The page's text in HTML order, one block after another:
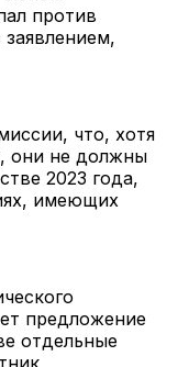
против
что, хотя
они не должны
2023 года,
имеющих
предложение
отдельные